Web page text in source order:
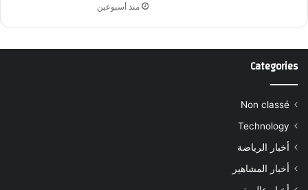
منذ أسبوعين
Categories
Non classé
Technology
أخبار الرياضة
أخبار المشاهير